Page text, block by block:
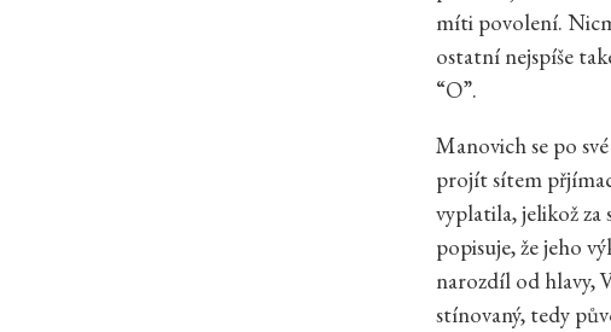
míti povolení.
ostatní nejspíše
“O”.
Manovich se po
projít sítem
vyplatila, jelikož za
popisuje, že jeho
narozdíl od hlavy,
stínovaný, tedy